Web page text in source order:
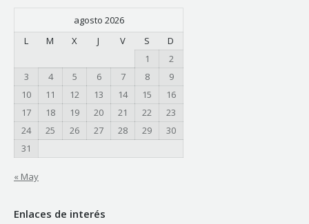
agosto 2026
L
M X J V S
D
1
2
3
4 5 6 7 8
9
10
11 12 13 14 15
16
17
18 19 20 21 22
23
24
25 26 27 28 29
30
31
« May
Enlaces de interés